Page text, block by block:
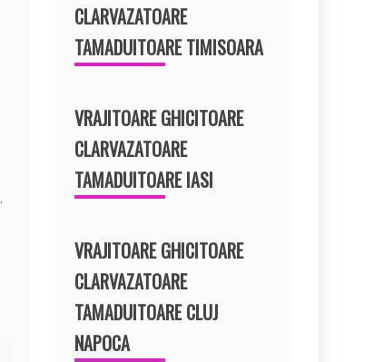
,
CLARVAZATOARE
TAMADUITOARE TIMISOARA
VRAJITOARE GHICITOARE
CLARVAZATOARE
TAMADUITOARE IASI
VRAJITOARE GHICITOARE
CLARVAZATOARE
TAMADUITOARE CLUJ
NAPOCA